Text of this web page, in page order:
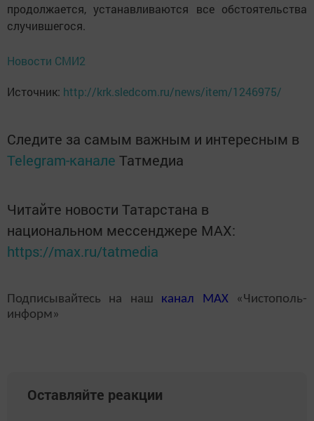
продолжается, устанавливаются все обстоятельства
случившегося.
Новости СМИ2
Источник: http://krk.sledcom.ru/news/item/1246975/
Следите за самым важным и интересным в
Telegram-канале Татмедиа
Читайте новости Татарстана в
национальном мессенджере MАХ:
https://max.ru/tatmedia
Подписывайтесь на наш канал MAX«Чистополь-
информ»
Оставляйте реакции